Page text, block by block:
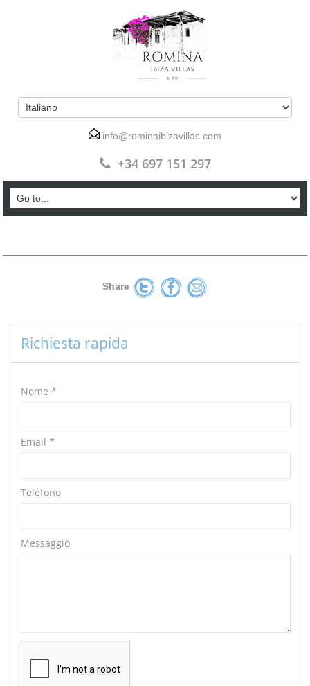
info@rominaibizavillas.com
+34 697 151 297
Share
Richiesta rapida
Nome *
Email *
Telefono
Messaggio